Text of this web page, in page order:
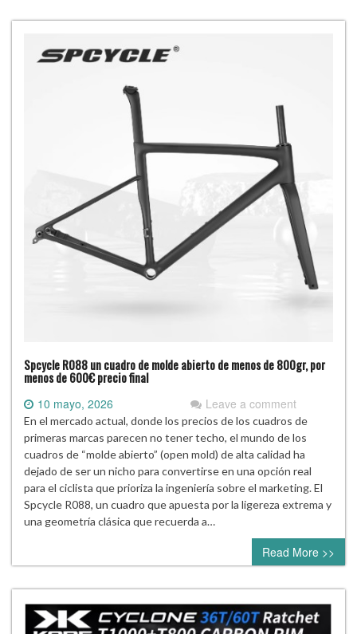
Spcycle R088 un cuadro de molde abierto de menos de 800gr, por
menos de 600€ precio final
10 mayo, 2026 Leave a comment
En el mercado actual, donde los precios de los cuadros de
primeras marcas parecen no tener techo, el mundo de los
cuadros de “molde abierto” (open mold) de alta calidad ha
dejado de ser un nicho para convertirse en una opción real
para el ciclista que prioriza la ingeniería sobre el marketing. El
Spcycle R088, un cuadro que apuesta por la ligereza extrema y
una geometría clásica que recuerda a…
Read More >>